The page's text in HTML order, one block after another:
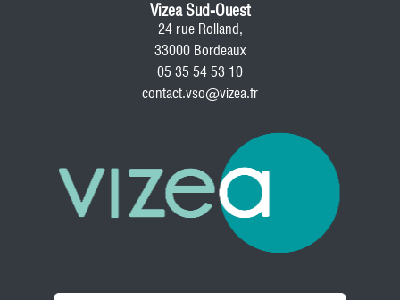
Vizea Sud-Ouest
24 rue Rolland,
33000 Bordeaux
05 35 54 53 10
contact.vso@vizea.fr